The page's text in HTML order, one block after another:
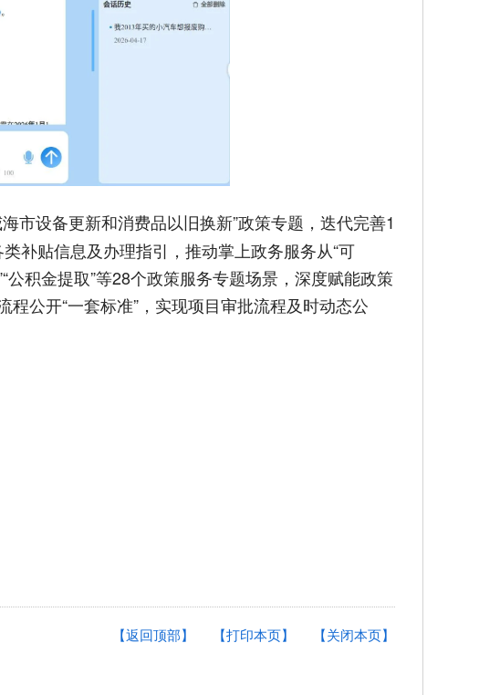
市设备更新和消费品以旧换新”政策专题，迭代完善1
补贴信息及办理指引，推动掌上政务服务从“可
公积金提取”等28个政策服务专题场景，深度赋能政策
公开“一套标准”，实现项目审批流程及时动态公
【关闭本页】
【打印本页】
【返回顶部】